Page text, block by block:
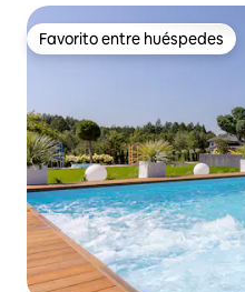
Favorito entre huéspedes
Favorito entre huéspedes